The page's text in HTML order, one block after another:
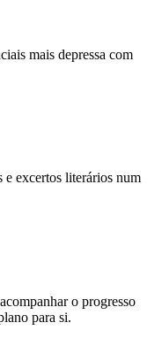
mais depressa com
e excertos literários num
o progresso
para si.